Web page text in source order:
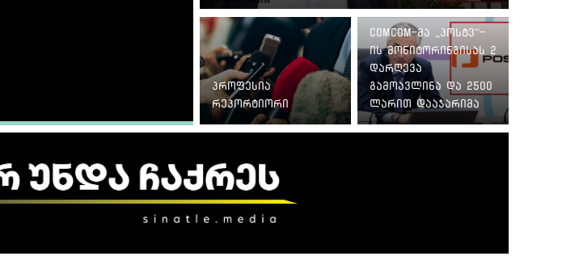
პროფესია
რეპორტიორი
ComCom-მა „პოსტვ“-
ის მონიტორინგისას 2
დარღევა
გამოავლინა და 2500
ლარით დააჯარიმა